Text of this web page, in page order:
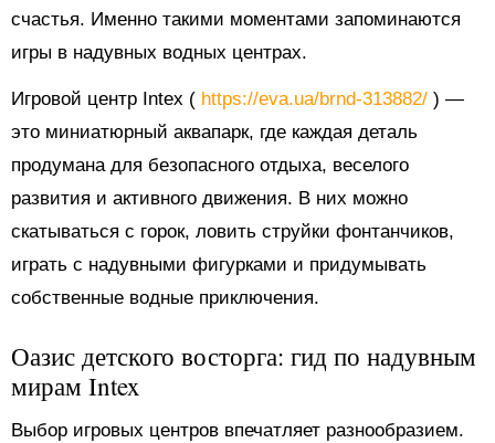
счастья. Именно такими моментами запоминаются
игры в надувных водных центрах.
Игровой центр Intex ( https://eva.ua/brnd-313882/ ) —
это миниатюрный аквапарк, где каждая деталь
продумана для безопасного отдыха, веселого
развития и активного движения. В них можно
скатываться с горок, ловить струйки фонтанчиков,
играть с надувными фигурками и придумывать
собственные водные приключения.
Оазис детского восторга: гид по надувным
мирам Intex
Выбор игровых центров впечатляет разнообразием.